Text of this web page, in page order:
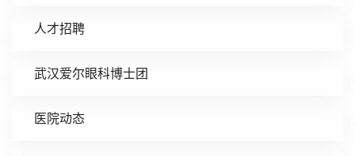
人才招聘
武汉爱尔眼科博士团
医院动态